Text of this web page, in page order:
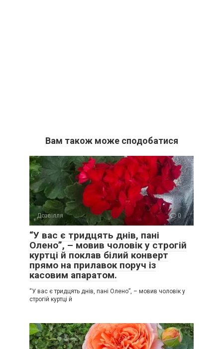
Вам також може сподобатися
Дозвілля 0
“У вас є тридцять днів, пані
Олено”, – мовив чоловік у строгій
куртці й поклав білий конверт
прямо на прилавок поруч із
касовим апаратом.
“У вас є тридцять днів, пані Олено”, – мовив чоловік у
строгій куртці й